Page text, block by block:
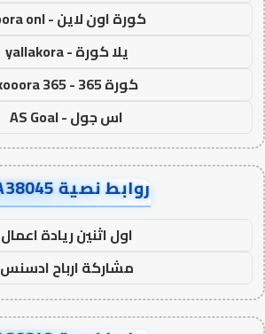
كورة اون لاين - koora onl
يلا كورة - yallakora
كورة 365 - kooora 365
اس جول - AS Goal
روابط نصية AA38045
اول اثنين ريادة اعمال
مشاركة ارباح ادسنس